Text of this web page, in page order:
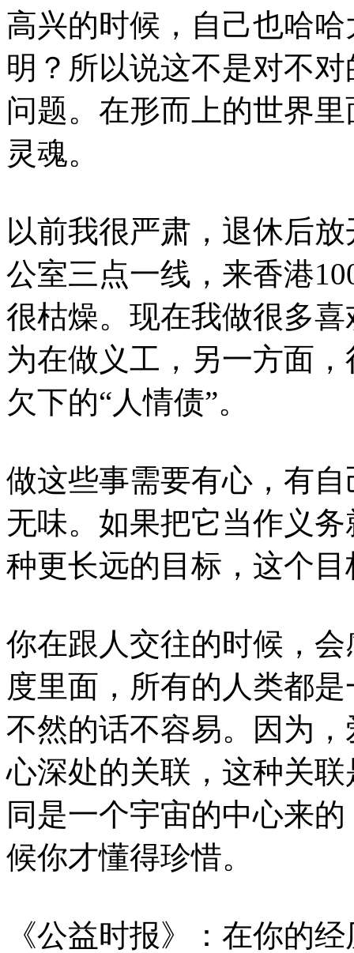
高兴的时候，自己也哈
明？所以说这不是对不
问题。在形而上的世界
灵魂。
以前我很严肃，退休后
公室三点一线，来香港
很枯燥。现在我做很多
为在做义工，另一方面
欠下的“人情债”。
做这些事需要有心，有
无味。如果把它当作义
种更长远的目标，这个
你在跟人交往的时候，
度里面，所有的人类都
不然的话不容易。因为
心深处的关联，这种关
同是一个宇宙的中心来
候你才懂得珍惜。
《公益时报》：在你的